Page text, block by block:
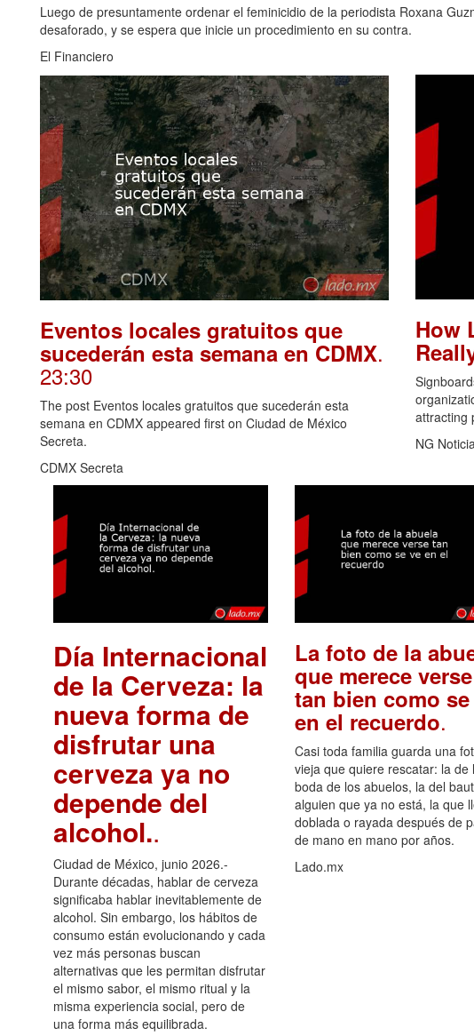
Luego de presuntamente ordenar el feminicidio de la periodista Roxana
desaforado, y se espera que inicie un procedimiento en su contra.
El Financiero
Eventos locales gratuitos que
sucederán esta semana en CDMX.
23:30
The post Eventos locales gratuitos que sucederán esta
semana en CDMX appeared first on Ciudad de México
Secreta.
CDMX Secreta
How
attracting
NG
Día Internacional
de la Cerveza: la
nueva forma de
disfrutar una
cerveza ya no
depende del
alcohol..
Ciudad de México, junio 2026.-
Durante décadas, hablar de cerveza
significaba hablar inevitablemente de
alcohol. Sin embargo, los hábitos de
consumo están evolucionando y cada
vez más personas buscan
alternativas que les permitan disfrutar
el mismo sabor, el mismo ritual y la
misma experiencia social, pero de
una forma más equilibrada.
La foto de la
que merece verse
tan bien como
en el recuerdo.
Casi toda familia guarda una
vieja que quiere rescatar: la de
boda de los abuelos, la del
alguien que ya no está, la que
doblada o rayada después de
de mano en mano por años.
Lado.mx